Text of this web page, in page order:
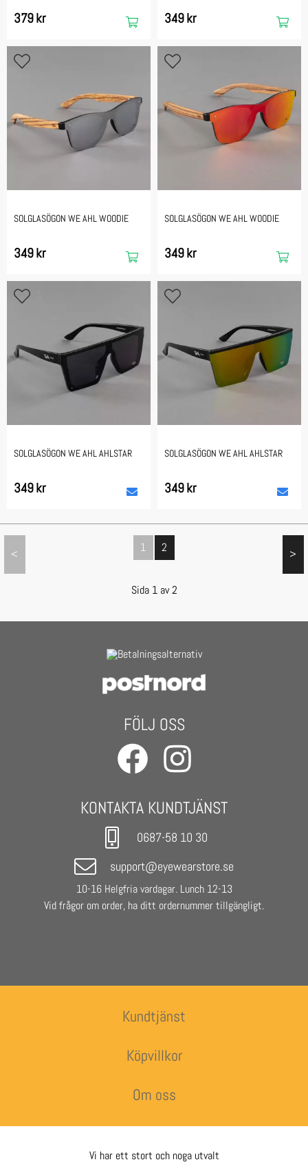
379 kr 349 kr
SOLGLASÖGON WE AHL WOODIE
349 kr
SOLGLASÖGON WE AHL WOODIE
349 kr
SOLGLASÖGON WE AHL AHLSTAR
349 kr
SOLGLASÖGON WE AHL AHLSTAR
349 kr
< 1 2 >
Sida 1 av 2
FÖLJ OSS
KONTAKTA KUNDTJÄNST
0687-58 10 30
support@eyewearstore.se
10-16 Helgfria vardagar. Lunch 12-13
Vid frågor om order, ha ditt ordernummer tillgängligt.
Kundtjänst
Köpvillkor
Om oss
Vi har ett stort och noga utvalt